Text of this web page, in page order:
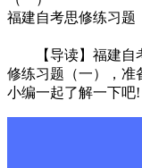
福建自考思修练习题
【导读】福建自考
修练习题（一），准
小编一起了解一下吧!